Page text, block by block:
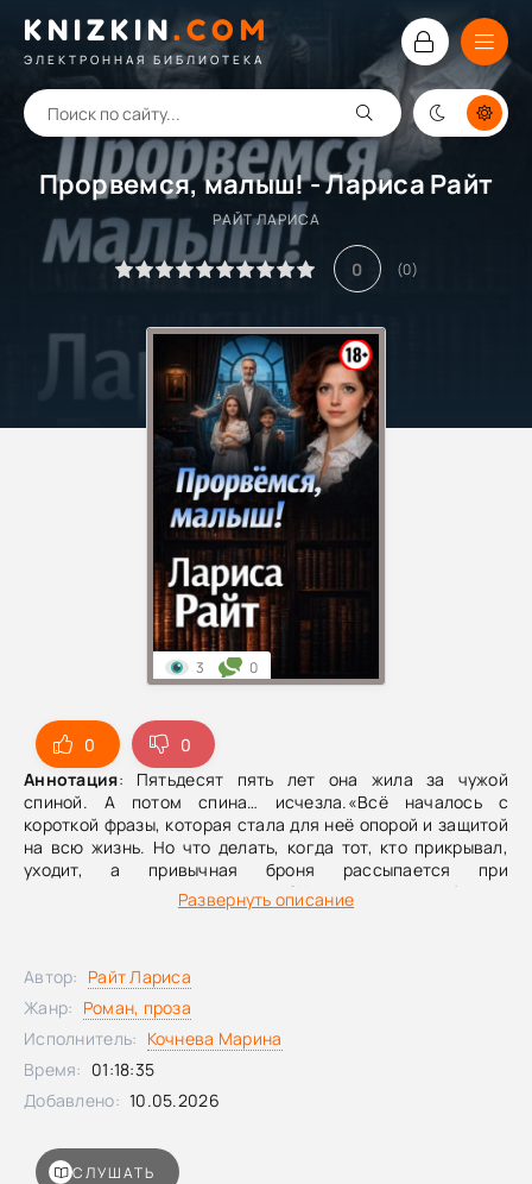
KNIZKIN.COM
ЭЛЕКТРОННАЯ БИБЛИОТЕКА
Прорвемся, малыш! - Лариса Райт
РАЙТ ЛАРИСА
0 (0)
0
0
Аннотация: Пятьдесят пять лет она жила за чужой
спиной. А потом спина… исчезла.«Всё началось с
короткой фразы, которая стала для неё опорой и защитой
на всю жизнь. Но что делать, когда тот, кто прикрывал,
уходит, а привычная броня рассыпается при
столкновении с реальностью?Нина всегда выбирала
понятный путь, держась за уверенность: «Прорвёмся,
принимал удары на себя, говорил своё неизменное
утешение — и мир действительно становился на место.
Но однажды…Что делать женщине, которая так и не
научилась отбиваться? Кому звонить в три часа ночи,
когда всё рушится, денег нет, а рядом — дети и больные
родители? Лариса Райт написала историю не о
только на себя».
Развернуть описание
3 0
СЛУШАТЬ
Автор: Райт Лариса
Жанр: Роман, проза
Исполнитель: Кочнева Марина
Время: 01:18:35
Добавлено: 10.05.2026